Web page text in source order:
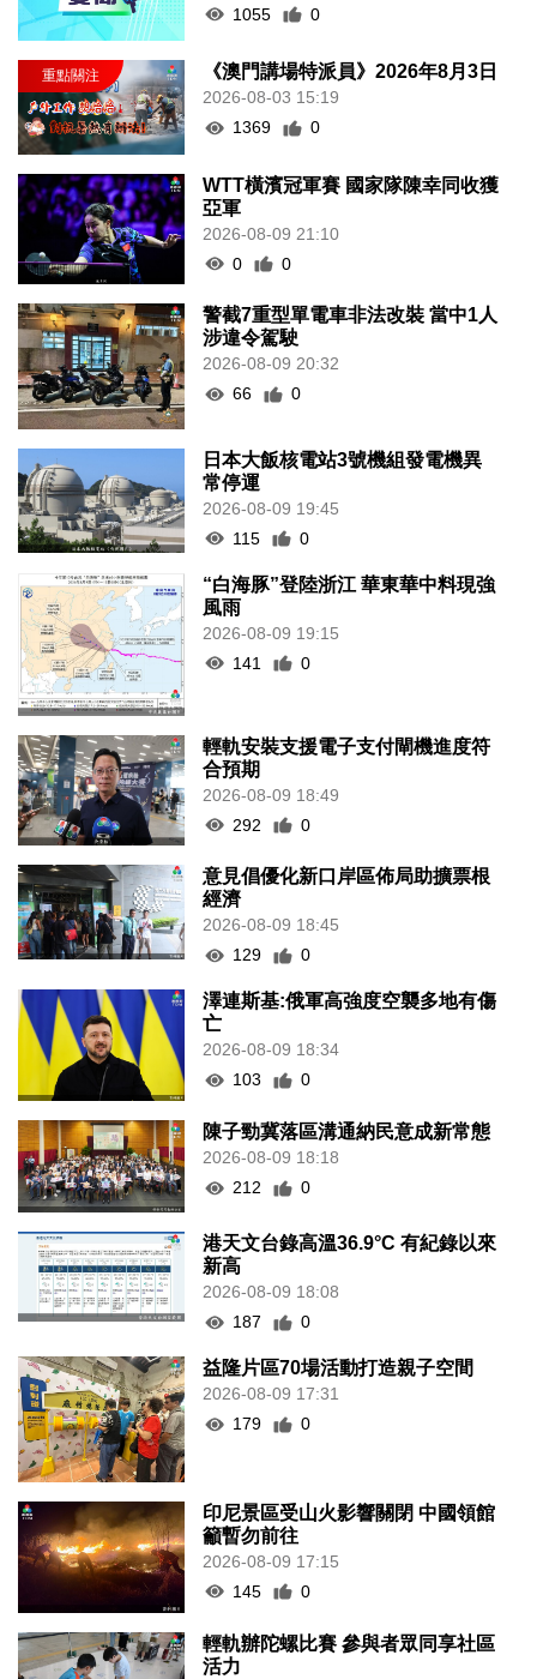
1055
0
《澳門講場特派員》2026年8月3日
2026-08-03 15:19
1369
0
WTT橫濱冠軍賽 國家隊陳幸同收獲
亞軍
2026-08-09 21:10
0
0
警截7重型單電車非法改裝 當中1人
涉違令駕駛
2026-08-09 20:32
66
0
日本大飯核電站3號機組發電機異
常停運
2026-08-09 19:45
115
0
“白海豚”登陸浙江 華東華中料現強
風雨
2026-08-09 19:15
141
0
輕軌安裝支援電子支付閘機進度符
合預期
2026-08-09 18:49
292
0
意見倡優化新口岸區佈局助擴票根
經濟
2026-08-09 18:45
129
0
澤連斯基:俄軍高強度空襲多地有傷
亡
2026-08-09 18:34
103
0
陳子勁冀落區溝通納民意成新常態
2026-08-09 18:18
212
0
港天文台錄高溫36.9°C 有紀錄以來
新高
2026-08-09 18:08
187
0
益隆片區70場活動打造親子空間
2026-08-09 17:31
179
0
印尼景區受山火影響關閉 中國領館
籲暫勿前往
2026-08-09 17:15
145
0
輕軌辦陀螺比賽 參與者眾同享社區
活力